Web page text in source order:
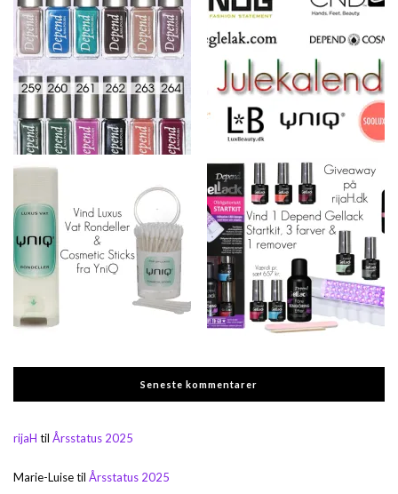
Seneste kommentarer
rijaH til Årsstatus 2025
Marie-Luisetil Årsstatus 2025